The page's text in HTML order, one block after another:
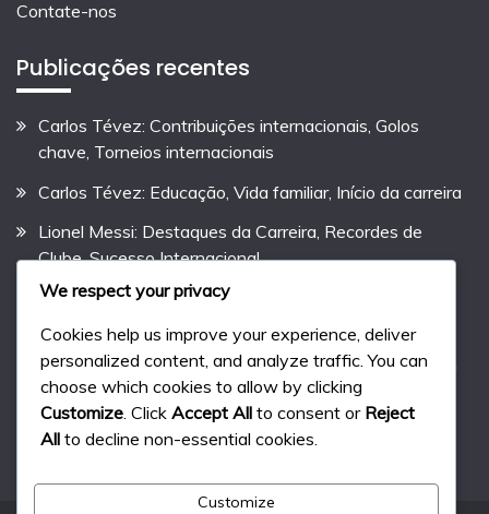
Contate-nos
Publicações recentes
Carlos Tévez: Contribuições internacionais, Golos
chave, Torneios internacionais
Carlos Tévez: Educação, Vida familiar, Início da carreira
Lionel Messi: Destaques da Carreira, Recordes de
Clube, Sucesso Internacional
Diego Maradona: Destaques da Carreira, Conquistas
em Clubes, Momentos Icónicos
Gonzalo Higuaín: Destaques da Carreira, Sucessos em
Clubes, Marcos Internacionais
We respect your privacy
Cookies help us improve your experience, deliver
personalized content, and analyze traffic. You can
choose which cookies to allow by clicking
Customize . Click Accept All to consent or Reject
All to decline non-essential cookies.
Customize